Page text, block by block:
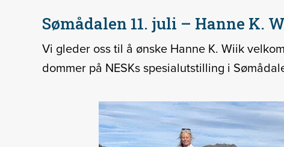
Sømådalen 11. juli – Hanne K.
Vi gleder oss til å ønske Hanne K. Wiik
dommer på NESKs spesialutstilling i